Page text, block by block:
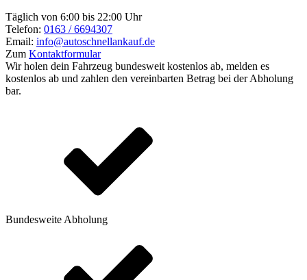
Täglich von 6:00 bis 22:00 Uhr
Telefon: 0163 / 6694307
Email: info@autoschnellankauf.de
Zum Kontaktformular
Wir holen dein Fahrzeug bundesweit kostenlos ab, melden es
kostenlos ab und zahlen den vereinbarten Betrag bei der Abholung
bar.
Bundesweite Abholung